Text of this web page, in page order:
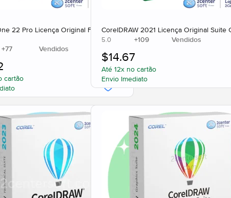
22 Pro Licença Original Fotografia
+77 Vendidos
cartão
CorelDRAW 2021 Licença Original Suite
5.0 +109 Vendidos
Até 12x no cartão
Envio Imediato
$14.67